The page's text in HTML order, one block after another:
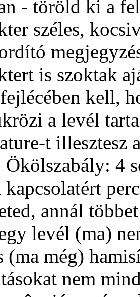
- töröld ki a
széles,
is szoktak
kell,
a levél
t illesztesz
4
kapcsolatért
annál
levél (ma)
(ma még)
nem